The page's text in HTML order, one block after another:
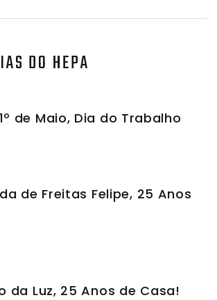
DO HEPA
1º de Maio, Dia do Trabalho
de Freitas Felipe, 25 Anos
da Luz, 25 Anos de Casa!